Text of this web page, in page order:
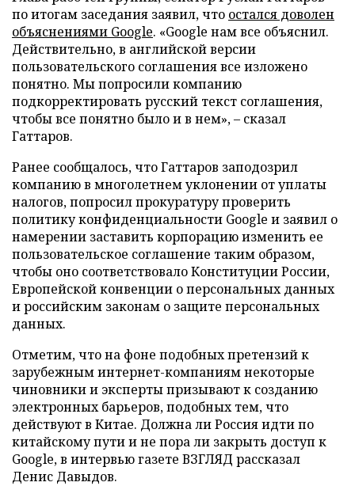
по итогам заседания заявил, что остался доволен
объяснениями Google. «Google нам все объяснил.
Действительно, в английской версии
пользовательского соглашения все изложено
понятно. Мы попросили компанию
подкорректировать русский текст соглашения,
чтобы все понятно было и в нем», – сказал
Гаттаров.
Ранее сообщалось, что Гаттаров заподозрил
компанию в многолетнем уклонении от уплаты
налогов, попросил прокуратуру проверить
политику конфиденциальности Google и заявил о
намерении заставить корпорацию изменить ее
пользовательское соглашение таким образом,
чтобы оно соответствовало Конституции России,
Европейской конвенции о персональных данных
и российским законам о защите персональных
данных.
Отметим, что на фоне подобных претензий к
зарубежным интернет-компаниям некоторые
чиновники и эксперты призывают к созданию
электронных барьеров, подобных тем, что
действуют в Китае. Должна ли Россия идти по
китайскому пути и не пора ли закрыть доступ к
Google, в интервью газете ВЗГЛЯД рассказал
Денис Давыдов.